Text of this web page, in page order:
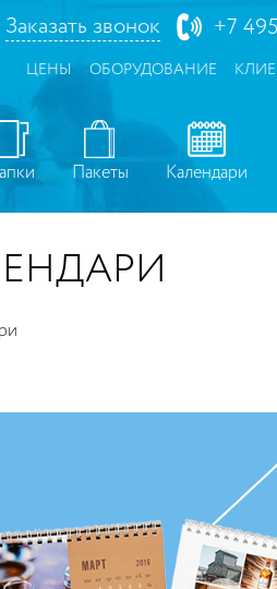
Заказать звонок +7
ЦЕНЫ ОБОРУДОВАНИЕ
Пакеты Календари